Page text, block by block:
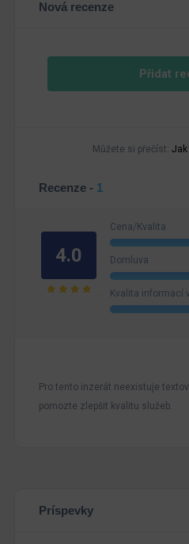
Nová recenze
Přidat
Můžete si přečíst: Jak
Recenze - 1
4.0
Cena/Kvalita
Domluva
Kvalita informací
Pro tento inzerát neexistuje
pomozte zlepšit kvalitu služeb.
Príspevky